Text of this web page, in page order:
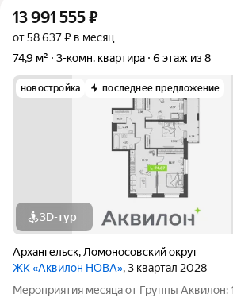
13 991 555₽
от 58 637 ₽ в месяц
74,9 м²
3-комн. квартира 6 этаж из 8
новостройка последнее предложение
3D-тур
Архангельск, Ломоносовский округ
ЖК «Аквилон НОВА», 3 квартал 2028
Мероприятия месяца от Группы Аквилон: